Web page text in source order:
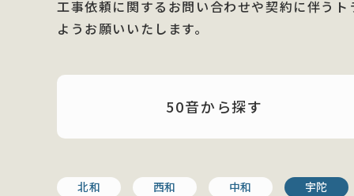
工事依頼に関するお問い合わせや契約に伴う
ようお願いいたします。
50音から探す
北和 西和 中和 宇陀